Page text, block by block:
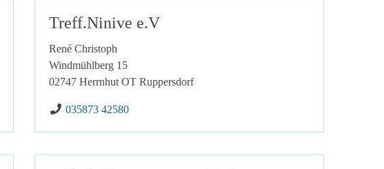
Treff.Ninive e.V
René Christoph
Windmühlberg 15
02747 Herrnhut OT Ruppersdorf
Telefon:
035873 42580